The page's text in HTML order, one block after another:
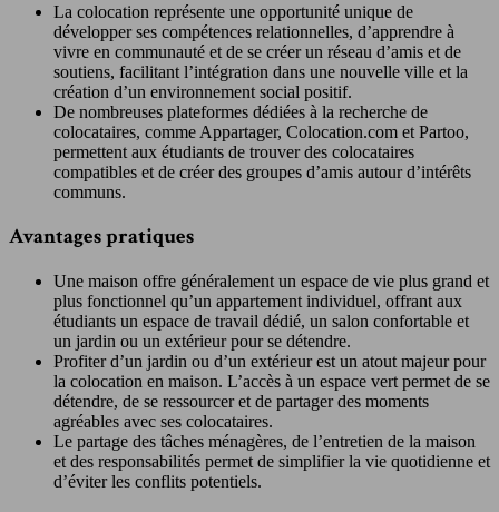
La colocation représente une opportunité unique de
développer ses compétences relationnelles, d’apprendre à
vivre en communauté et de se créer un réseau d’amis et de
soutiens, facilitant l’intégration dans une nouvelle ville et la
création d’un environnement social positif.
De nombreuses plateformes dédiées à la recherche de
colocataires, comme Appartager, Colocation.com et Partoo,
permettent aux étudiants de trouver des colocataires
compatibles et de créer des groupes d’amis autour d’intérêts
communs.
Avantages pratiques
Une maison offre généralement un espace de vie plus grand et
plus fonctionnel qu’un appartement individuel, offrant aux
étudiants un espace de travail dédié, un salon confortable et
un jardin ou un extérieur pour se détendre.
Profiter d’un jardin ou d’un extérieur est un atout majeur pour
la colocation en maison. L’accès à un espace vert permet de se
détendre, de se ressourcer et de partager des moments
agréables avec ses colocataires.
Le partage des tâches ménagères, de l’entretien de la maison
et des responsabilités permet de simplifier la vie quotidienne et
d’éviter les conflits potentiels.